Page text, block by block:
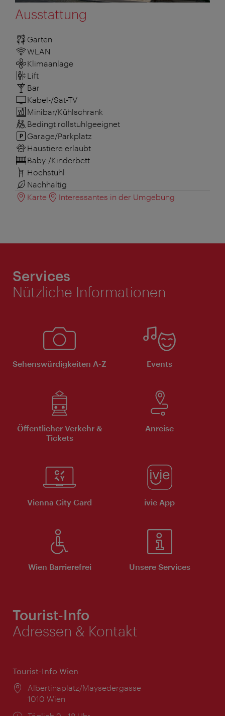
Ausstattung
Garten
WLAN
Klimaanlage
Lift
Bar
Kabel-/Sat-TV
Minibar/Kühlschrank
Bedingt rollstuhlgeeignet
Garage/Parkplatz
Haustiere erlaubt
Baby-/Kinderbett
Hochstuhl
Nachhaltig
Karte
Interessantes in der Umgebung
Services
Nützliche Informationen
Sehenswürdigkeiten A-Z Events
Öffentlicher Verkehr &
Tickets
Anreise
Vienna City Card ivie App
Wien Barrierefrei Unsere Services
Tourist-Info
Adressen & Kontakt
Tourist-Info Wien
Ort:
Albertinaplatz/Maysedergasse
1010 Wien